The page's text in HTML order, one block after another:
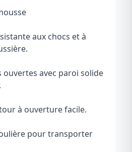
aux chocs et à
avec paroi solide
à ouverture facile.
pour transporter